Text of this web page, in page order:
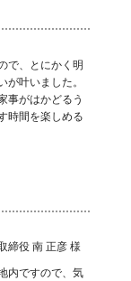
で、とにかく明
が叶いました。
事がはかどるう
時間を楽しめる
締役 南 正彦 様
内ですので、気